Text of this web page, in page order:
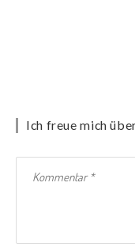
Ich freue mich